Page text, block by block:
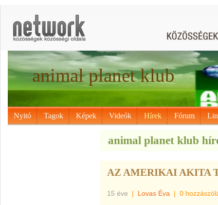
animal planet klub
Nyitó Tagok Képek Videók Hírek Fórum
animal planet klub
AZ AMERIKAI AKITA
15 éve | Lovas Éva | 0